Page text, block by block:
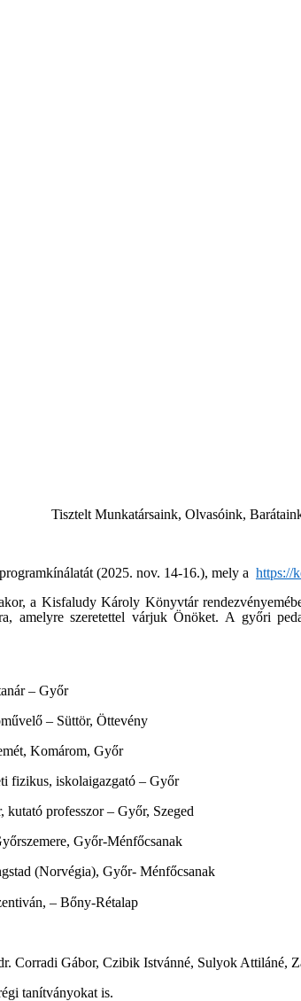
Tisztelt Munkatársaink, Olvasóink,
(2025. nov. 14-16.), mely a https://
a Kisfaludy Károly Könyvtár
amelyre szeretettel várjuk Önöket. A győri
– Győr
– Süttör, Öttevény
Komárom, Győr
fizikus, iskolaigazgató – Győr
kutató professzor – Győr, Szeged
Győr-Ménfőcsanak
(Norvégia), Győr- Ménfőcsanak
– Bőny-Rétalap
Corradi Gábor, Czibik Istvánné, Sulyok Attiláné,
tanítványokat is.